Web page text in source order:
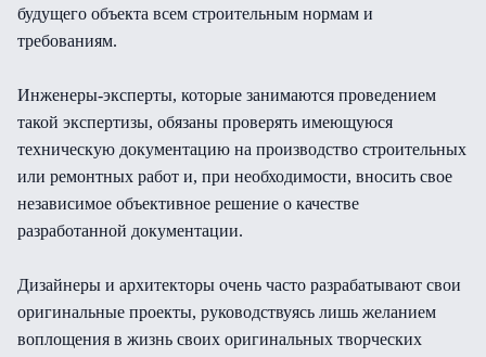
будущего объекта всем строительным нормам и
требованиям.
Инженеры-эксперты, которые занимаются проведением
такой экспертизы, обязаны проверять имеющуюся
техническую документацию на производство строительных
или ремонтных работ и, при необходимости, вносить свое
независимое объективное решение о качестве
разработанной документации.
Дизайнеры и архитекторы очень часто разрабатывают свои
оригинальные проекты, руководствуясь лишь желанием
воплощения в жизнь своих оригинальных творческих